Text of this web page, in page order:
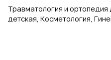
Травматология и ортопедия
детская, Косметология,